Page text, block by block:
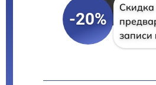
-20%
Скидка
записи